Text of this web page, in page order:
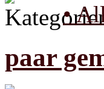
•
paar